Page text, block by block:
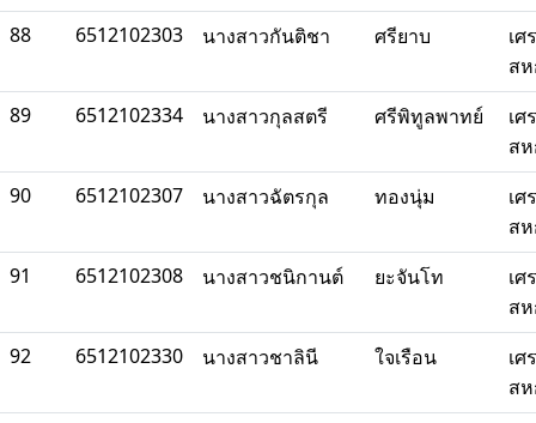
88
6512102303 นางสาวกันติชา ศรียาบ
เ
ส
89
6512102334 นางสาวกุลสตรี ศรีพิทูลพาทย์
เ
ส
90
6512102307 นางสาวฉัตรกุล ทองนุ่ม
เ
ส
91
6512102308 นางสาวชนิกานต์ ยะจันโท
เ
ส
92
6512102330 นางสาวชาลินี ใจเรือน
เ
ส